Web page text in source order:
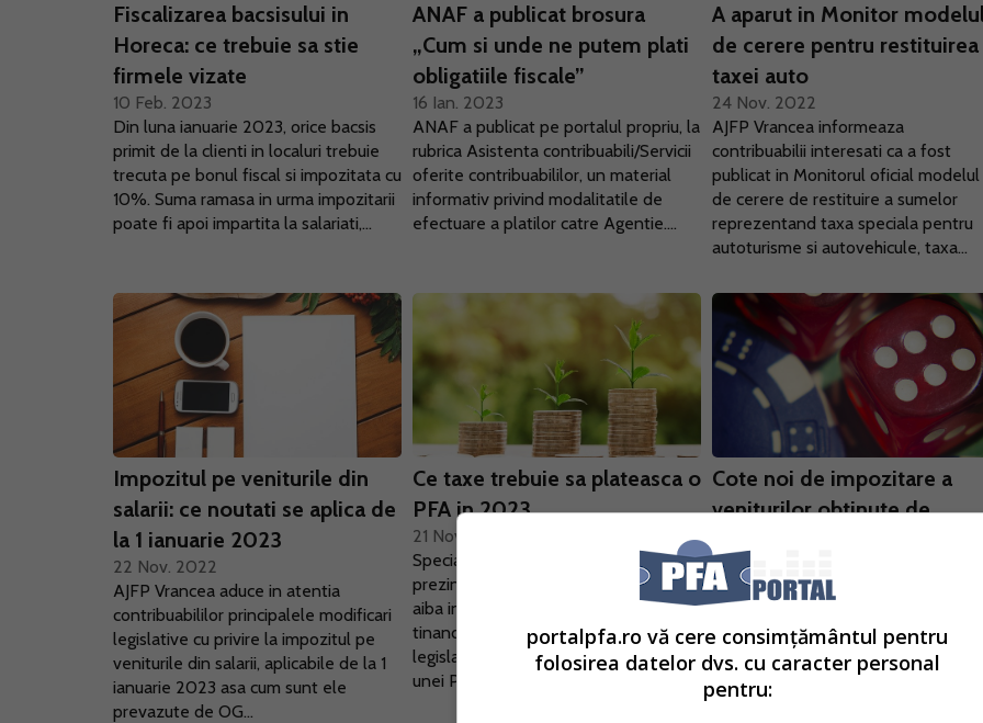
Fiscalizarea bacsisului in
Horeca: ce trebuie sa stie
firmele vizate
10 Feb. 2023
Din luna ianuarie 2023, orice bacsis
primit de la clienti in localuri trebuie
trecuta pe bonul fiscal si impozitata cu
10%. Suma ramasa in urma impozitarii
poate fi apoi impartita la salariati,...
ANAF a publicat brosura
„Cum si unde ne putem plati
obligatiile fiscale”
16 Ian. 2023
ANAF a publicat pe portalul propriu, la
rubrica Asistenta contribuabili/Servicii
oferite contribuabililor, un material
informativ privind modalitatile de
efectuare a platilor catre Agentie....
A aparut in Monitor
de cerere pentru restituirea
taxei auto
24 Nov. 2022
AJFP Vrancea informeaza
contribuabilii interesati ca a fost
publicat in Monitorul oficial modelul
de cerere de restituire a sumelor
reprezentand taxa speciala pentru
autoturisme si autovehicule, taxa...
Impozitul pe veniturile din
salarii: ce noutati se aplica de
la 1 ianuarie 2023
22 Nov. 2022
AJFP Vrancea aduce in atentia
contribuabililor principalele modificari
legislative cu privire la impozitul pe
veniturile din salarii, aplicabile de la 1
ianuarie 2023 asa cum sunt ele
prevazute de OG...
Ce taxe trebuie sa plateasca o
PFA in 2023
21 Nov. 2022
Specialistul nostru in legislatia muncii
prezinta taxele pe care trebuie sa le
aiba in vedere o PFA in anul 2023,
tinand cont de noile modificari
legislative. Luam drept exeplu cazul
unei PFA cu...
Cote noi de impozitare a
veniturilor obtinute de
participarea la jocurile de
noroc
21 Sep. 2022
AJFP Teleorman aduce la
prevederile OG 16/2022 pentru
modificarea si completare a Codului
portalpfa.ro vă cere consimțământul pentru
folosirea datelor dvs. cu caracter personal
pentru: